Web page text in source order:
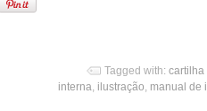
Tagged with: cartilha
interna, ilustração, manual de